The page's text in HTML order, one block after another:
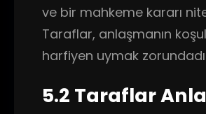
ve bir mahkeme kararı
Taraflar, anlaşmanın
harfiyen uymak
5.2 Taraflar